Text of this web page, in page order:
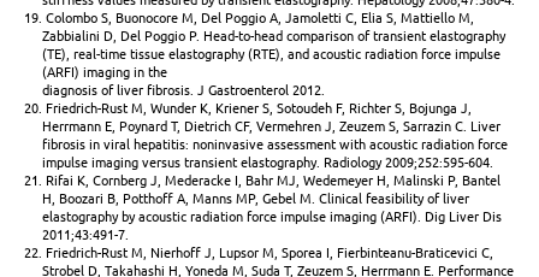
19. Colombo S, Buonocore M, Del Poggio A, Jamoletti C, Elia S, Mattiello M,
Zabbialini D, Del Poggio P. Head-to-head comparison of transient elastography
(TE), real-time tissue elastography (RTE), and acoustic radiation force impulse
(ARFI) imaging in the
diagnosis of liver fibrosis. J Gastroenterol 2012.
20. Friedrich-Rust M, Wunder K, Kriener S, Sotoudeh F, Richter S, Bojunga J,
Herrmann E, Poynard T, Dietrich CF, Vermehren J, Zeuzem S, Sarrazin C. Liver
fibrosis in viral hepatitis: noninvasive assessment with acoustic radiation force
impulse imaging versus transient elastography. Radiology 2009;252:595-604.
21. Rifai K, Cornberg J, Mederacke I, Bahr MJ, Wedemeyer H, Malinski P, Bantel
H, Boozari B, Potthoff A, Manns MP, Gebel M. Clinical feasibility of liver
elastography by acoustic radiation force impulse imaging (ARFI). Dig Liver Dis
2011;43:491-7.
22. Friedrich-Rust M, Nierhoff J, Lupsor M, Sporea I, Fierbinteanu-Braticevici C,
Strobel D, Takahashi H, Yoneda M, Suda T, Zeuzem S, Herrmann E. Performance